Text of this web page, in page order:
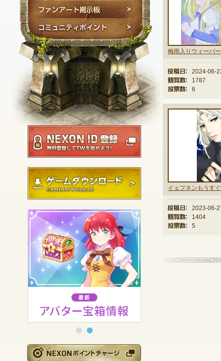
ファンアート掲示板
コミュニティポイン
NEXON ID登録
ゲームダウンロード
梅雨入りウィーバー
投稿日：
2024-06-
観覧数：
1787
投票数：
6
投稿日：
2023-06-
観覧数：
1404
投票数：
5